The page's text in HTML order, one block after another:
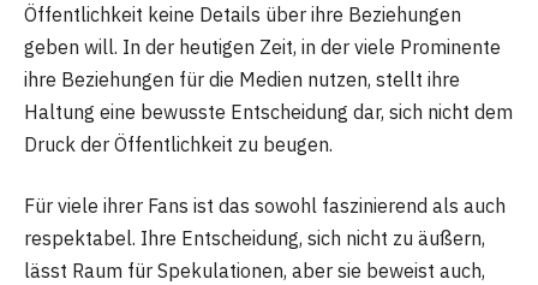
Öffentlichkeit keine Details über ihre Beziehungen
geben will. In der heutigen Zeit, in der viele Prominente
ihre Beziehungen für die Medien nutzen, stellt ihre
Haltung eine bewusste Entscheidung dar, sich nicht dem
Druck der Öffentlichkeit zu beugen.
Für viele ihrer Fans ist das sowohl faszinierend als auch
respektabel. Ihre Entscheidung, sich nicht zu äußern,
lässt Raum für Spekulationen, aber sie beweist auch,